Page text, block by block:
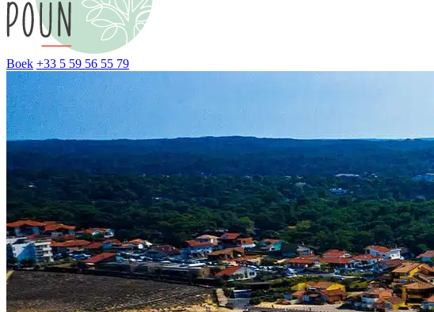
Boek +33 5 59 56 55 79